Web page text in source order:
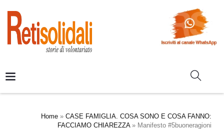
Home » CASE FAMIGLIA. COSA SONO E COSA FANNO:
FACCIAMO CHIAREZZA» Manifesto #5buoneragioni